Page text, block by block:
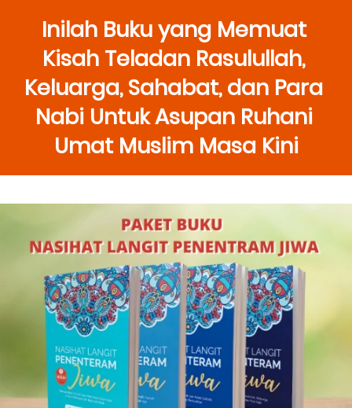
Inilah Buku yang Memuat
Kisah Teladan Rasulullah,
Keluarga, Sahabat, dan Para
Nabi Untuk Asupan Ruhani
Umat Muslim Masa Kini